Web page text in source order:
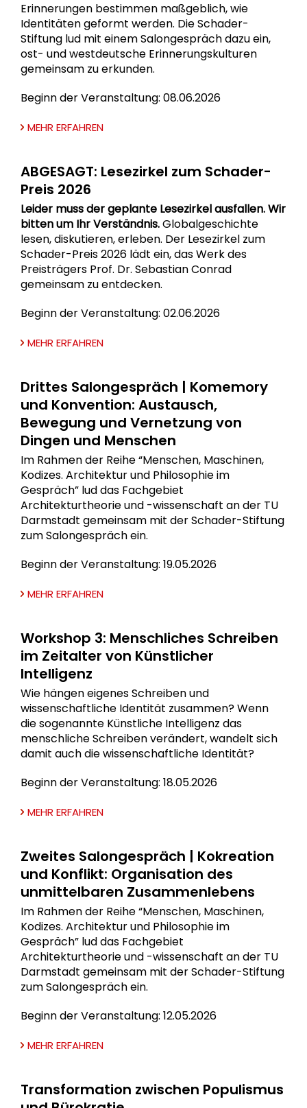
Erinnerungen bestimmen maßgeblich, wie
Identitäten geformt werden. Die Schader-
Stiftung lud mit einem Salongespräch dazu ein,
ost- und westdeutsche Erinnerungskulturen
gemeinsam zu erkunden.
Beginn der Veranstaltung: 08.06.2026
MEHR ERFAHREN
ABGESAGT: Lesezirkel zum Schader-
Preis 2026
Leider muss der geplante Lesezirkel ausfallen. Wir
bitten um Ihr Verständnis.Globalgeschichte
lesen, diskutieren, erleben. Der Lesezirkel zum
Schader-Preis 2026 lädt ein, das Werk des
Preisträgers Prof. Dr. Sebastian Conrad
gemeinsam zu entdecken.
Beginn der Veranstaltung: 02.06.2026
MEHR ERFAHREN
Drittes Salongespräch | Komemory
und Konvention: Austausch,
Bewegung und Vernetzung von
Dingen und Menschen
Im Rahmen der Reihe “Menschen, Maschinen,
Kodizes. Architektur und Philosophie im
Gespräch” lud das Fachgebiet
Architekturtheorie und -wissenschaft an der TU
Darmstadt gemeinsam mit der Schader-Stiftung
zum Salongespräch ein.
Beginn der Veranstaltung: 19.05.2026
MEHR ERFAHREN
Workshop 3: Menschliches Schreiben
im Zeitalter von Künstlicher
Intelligenz
Wie hängen eigenes Schreiben und
wissenschaftliche Identität zusammen? Wenn
die sogenannte Künstliche Intelligenz das
menschliche Schreiben verändert, wandelt sich
damit auch die wissenschaftliche Identität?
Beginn der Veranstaltung: 18.05.2026
MEHR ERFAHREN
Zweites Salongespräch | Kokreation
und Konflikt: Organisation des
unmittelbaren Zusammenlebens
Im Rahmen der Reihe “Menschen, Maschinen,
Kodizes. Architektur und Philosophie im
Gespräch” lud das Fachgebiet
Architekturtheorie und -wissenschaft an der TU
Darmstadt gemeinsam mit der Schader-Stiftung
zum Salongespräch ein.
Beginn der Veranstaltung: 12.05.2026
MEHR ERFAHREN
Transformation zwischen Populismus